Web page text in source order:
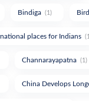
Bindiga (1)
places for Indians
Channarayapatna (1)
China Develops